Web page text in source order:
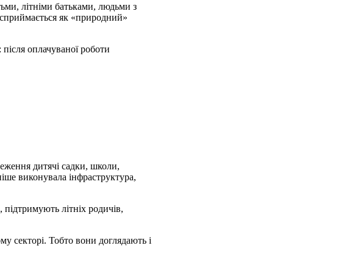
літніми батьками, людьми з
як «природний»
оплачуваної роботи
дитячі садки, школи,
виконувала інфраструктура,
літніх родичів,
секторі. Тобто вони доглядають і